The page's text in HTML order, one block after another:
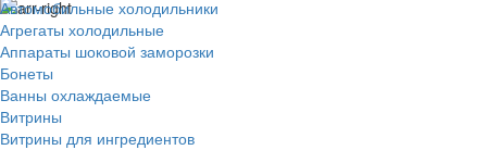
Автомобильные холодильники
Агрегаты холодильные
Аппараты шоковой заморозки
Бонеты
Ванны охлаждаемые
Витрины
Витрины для ингредиентов